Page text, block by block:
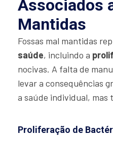
Associados
Mantidas
Fossas mal mantidas
saúde, incluindo a
nocivas. A falta de
levar a consequências
a saúde individual, mas
Proliferação de